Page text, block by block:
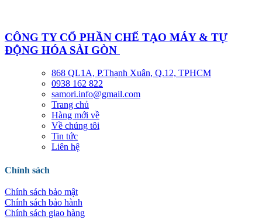
CÔNG TY CỔ PHẦN CHẾ TẠO MÁY & TỰ
ĐỘNG HÓA SÀI GÒN
868 QL1A, P.Thạnh Xuân, Q.12, TPHCM
0938 162 822
samori.info@gmail.com
Trang chủ
Hàng mới về
Về chúng tôi
Tin tức
Liên hệ
Chính sách
Chính sách bảo mật
Chính sách bảo hành
Chính sách giao hàng